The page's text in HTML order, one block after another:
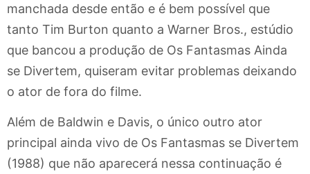
manchada desde então e é bem possível que
tanto Tim Burton quanto a Warner Bros., estúdio
que bancou a produção de Os Fantasmas Ainda
se Divertem, quiseram evitar problemas deixando
o ator de fora do filme.
Além de Baldwin e Davis, o único outro ator
principal ainda vivo de Os Fantasmas se Divertem
(1988) que não aparecerá nessa continuação é